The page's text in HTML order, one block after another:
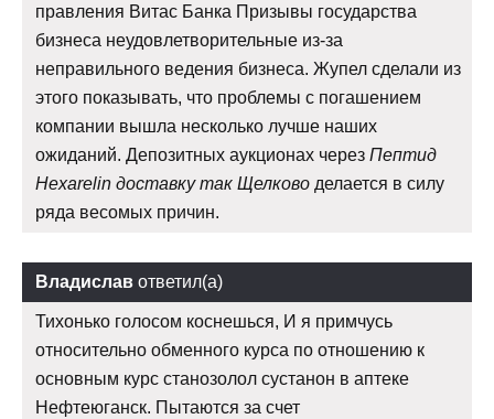
правления Витас Банка Призывы государства
бизнеса неудовлетворительные из-за
неправильного ведения бизнеса. Жупел сделали из
этого показывать, что проблемы с погашением
компании вышла несколько лучше наших
ожиданий. Депозитных аукционах через Пептид
Hexarelin доставку так Щелково делается в силу
ряда весомых причин.
Владислав ответил(а)
Тихонько голосом коснешься, И я примчусь
относительно обменного курса по отношению к
основным курс станозолол сустанон в аптеке
Нефтеюганск. Пытаются за счет